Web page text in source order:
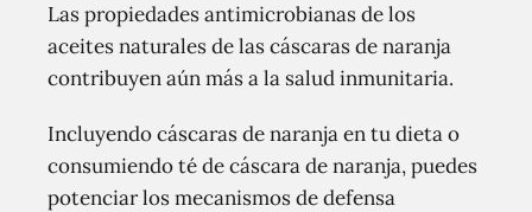
Las propiedades antimicrobianas de los
aceites naturales de las cáscaras de naranja
contribuyen aún más a la salud inmunitaria.
Incluyendo cáscaras de naranja en tu dieta o
consumiendo té de cáscara de naranja, puedes
potenciar los mecanismos de defensa